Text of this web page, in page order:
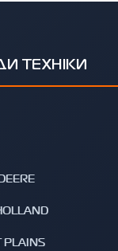
ТЕХНІКИ
PLAINS